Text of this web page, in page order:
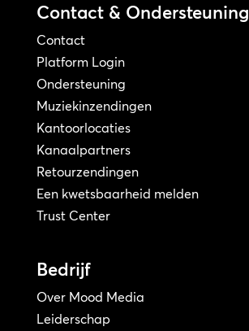
Contact & Ondersteuning
Contact
Platform Login
Ondersteuning
Muziekinzendingen
Kantoorlocaties
Kanaalpartners
Retourzendingen
Een kwetsbaarheid melden
Trust Center
Bedrijf
Over Mood Media
Leiderschap